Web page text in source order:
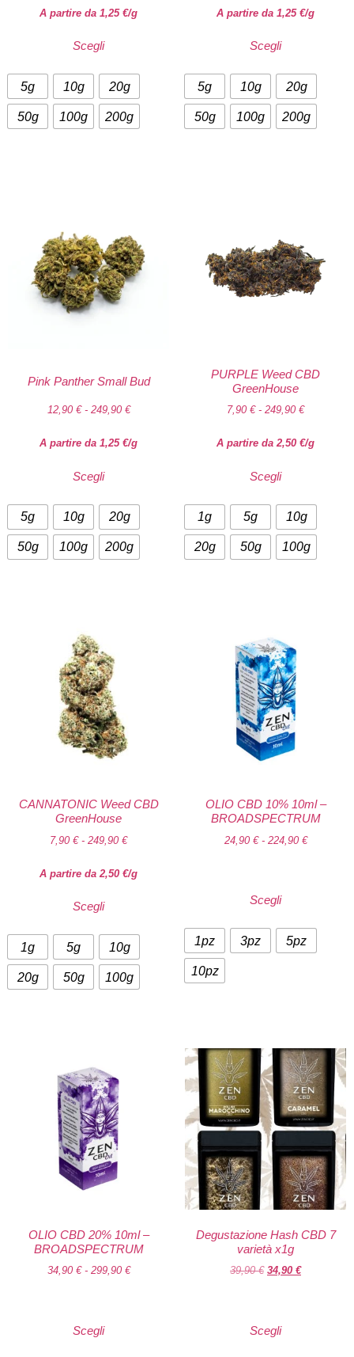
A partire da 1,25 €/g
Scegli
5g 10g 20g
50g 100g 200g
A partire da 1,25 €/g
Scegli
5g 10g 20g
50g 100g 200g
Pink Panther Small Bud
12,90 € - 249,90 €
A partire da 1,25 €/g
Scegli
5g 10g 20g
50g 100g 200g
PURPLE Weed CBD
GreenHouse
7,90 € - 249,90 €
A partire da2,50 €/g
Scegli
1g 5g 10g
20g 50g 100g
CANNATONIC Weed CBD
GreenHouse
7,90 € - 249,90 €
A partire da 2,50 €/g
Scegli
1g 5g 10g
20g 50g 100g
OLIO CBD 10% 10ml –
BROADSPECTRUM
24,90 € - 224,90 €
Scegli
1pz 3pz 5pz
10pz
OLIO CBD 20% 10ml –
BROADSPECTRUM
34,90 € - 299,90 €
Scegli
Degustazione Hash CBD 7
varietà x1g
39,90€ 34,90 €
Scegli